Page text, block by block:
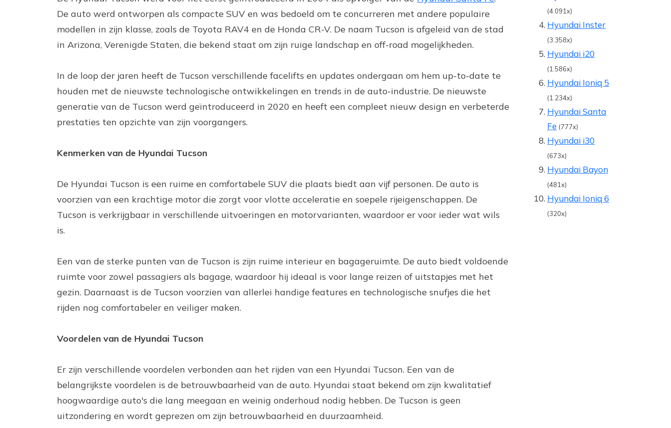
De auto werd ontworpen als compacte SUV en was bedoeld om te concurreren met andere populaire
modellen in zijn klasse, zoals de Toyota RAV4 en de Honda CR-V. De naam Tucson is afgeleid van de stad
in Arizona, Verenigde Staten, die bekend staat om zijn ruige landschap en off-road mogelijkheden.
In de loop der jaren heeft de Tucson verschillende facelifts en updates ondergaan om hem up-to-date te
houden met de nieuwste technologische ontwikkelingen en trends in de auto-industrie. De nieuwste
generatie van de Tucson werd geïntroduceerd in 2020 en heeft een compleet nieuw design en verbeterde
prestaties ten opzichte van zijn voorgangers.
Kenmerken van de Hyundai Tucson
De Hyundai Tucson is een ruime en comfortabele SUV die plaats biedt aan vijf personen. De auto is
voorzien van een krachtige motor die zorgt voor vlotte acceleratie en soepele rijeigenschappen. De
Tucson is verkrijgbaar in verschillende uitvoeringen en motorvarianten, waardoor er voor ieder wat wils
is.
Een van de sterke punten van de Tucson is zijn ruime interieur en bagageruimte. De auto biedt voldoende
ruimte voor zowel passagiers als bagage, waardoor hij ideaal is voor lange reizen of uitstapjes met het
gezin. Daarnaast is de Tucson voorzien van allerlei handige features en technologische snufjes die het
rijden nog comfortabeler en veiliger maken.
Voordelen van de Hyundai Tucson
Er zijn verschillende voordelen verbonden aan het rijden van een Hyundai Tucson. Een van de
belangrijkste voordelen is de betrouwbaarheid van de auto. Hyundai staat bekend om zijn kwalitatief
hoogwaardige auto's die lang meegaan en weinig onderhoud nodig hebben. De Tucson is geen
uitzondering en wordt geprezen om zijn betrouwbaarheid en duurzaamheid.
(4.091x)
Hyundai Inster
(3.358x)
Hyundai i20
(1.586x)
Hyundai Ioniq 5
(1.234x)
Hyundai Santa
Fe (777x)
Hyundai i30
(673x)
Hyundai Bayon
(481x)
Hyundai Ioniq 6
(320x)